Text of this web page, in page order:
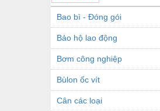
Bao bì - Đóng gói
Bảo hộ lao động
Bơm công nghiệp
Bùlon ốc vít
Cân các loại